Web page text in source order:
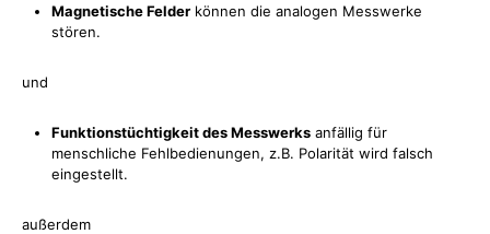
Magnetische Felder können die analogen Messwerke
stören.
und
Funktionstüchtigkeit des Messwerks anfällig für
menschliche Fehlbedienungen, z.B. Polarität wird falsch
eingestellt.
außerdem